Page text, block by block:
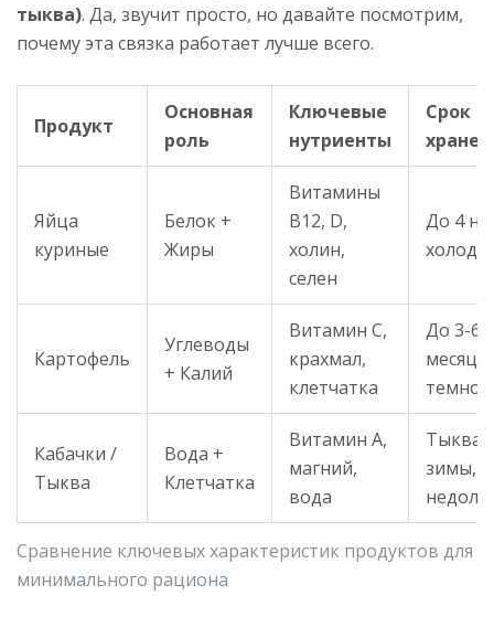
тыква). Да, звучит просто, но давайте посмотрим,
почему эта связка работает лучше всего.
Сравнение ключевых характеристик продуктов для
минимального рациона
Продукт
Основная
роль
Ключевые
нутриенты
Срок
Яйца
куриные
Белок +
Жиры
Витамины
B12, D,
холин,
селен
До 4
Картофель
Углеводы
+ Калий
Витамин C,
крахмал,
клетчатка
До 3-6
Кабачки /
Тыква
Вода +
Клетчатка
Витамин A,
магний,
вода
Тыква
зимы,